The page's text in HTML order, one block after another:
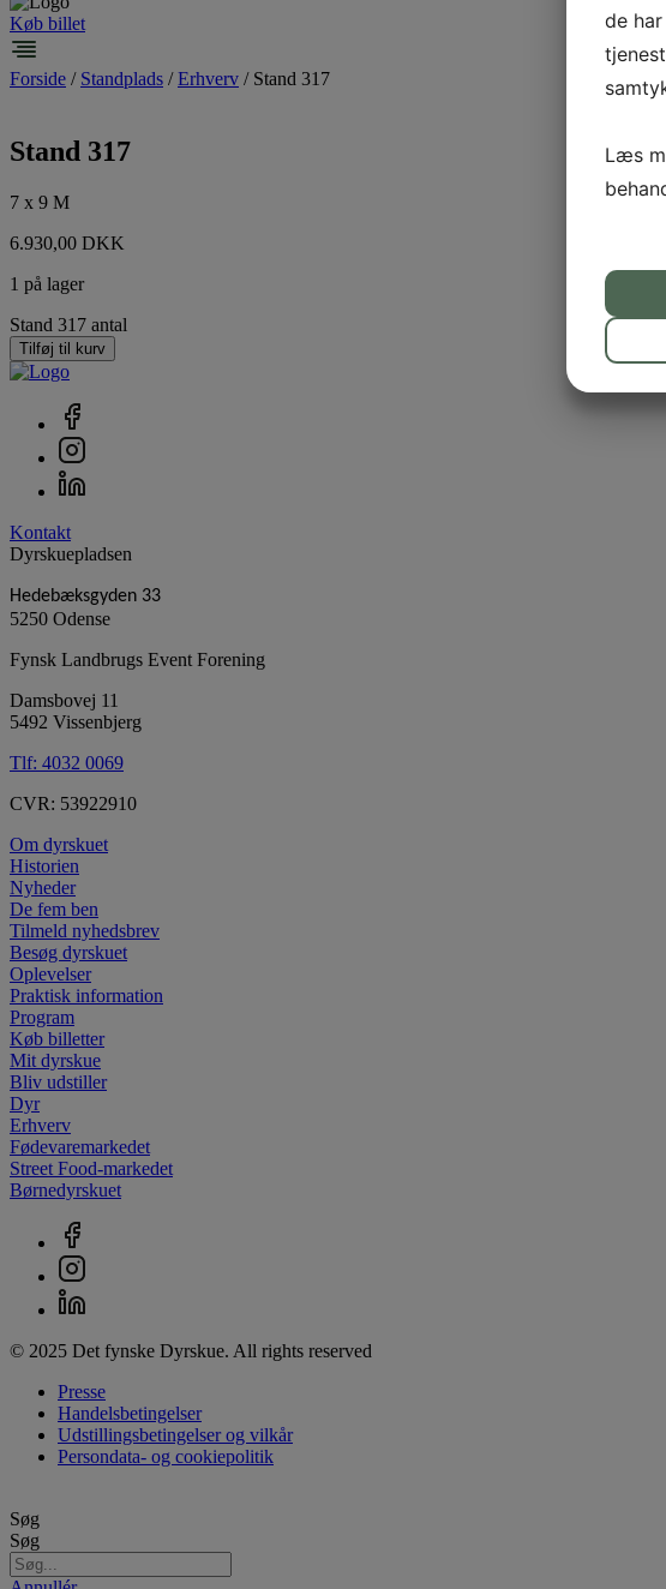
Køb billet
Forside / Standplads /Erhverv / Stand 317
Stand 317
7 x 9 M
6.930,00 DKK
1 på lager
Stand 317 antal
Tilføj til kurv
Kontakt
Dyrskuepladsen
Hedebæksgyden 33
5250 Odense
Fynsk Landbrugs Event Forening
Damsbovej 11
5492 Vissenbjerg
Tlf: 4032 0069
CVR: 53922910
Om dyrskuet
Historien
Nyheder
De fem ben
Tilmeld nyhedsbrev
Besøg dyrskuet
Oplevelser
Praktisk information
Program
Køb billetter
Mit dyrskue
Bliv udstiller
Dyr
Erhverv
Fødevaremarkedet
Street Food-markedet
Børnedyrskuet
© 2025 Det fynske Dyrskue. All rights reserved
Presse
Handelsbetingelser
Udstillingsbetingelser og vilkår
Persondata- og cookiepolitik
Søg
Søg
de
Læs